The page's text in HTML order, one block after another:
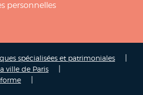
personnelles
spécialisées et patrimoniales
ville de Paris